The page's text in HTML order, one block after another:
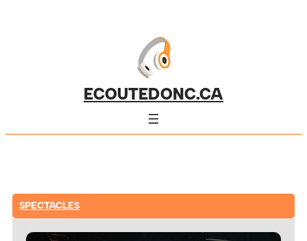
ECOUTEDONC.CA
SPECTACLES